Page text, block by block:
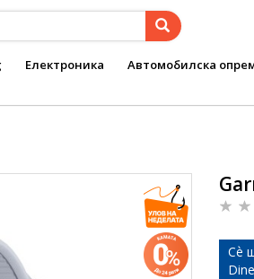
Електроника Автомобилска
Сѐ